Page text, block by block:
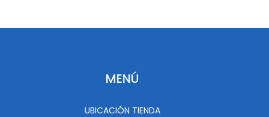
MENÚ
UBICACIÓN TIENDA